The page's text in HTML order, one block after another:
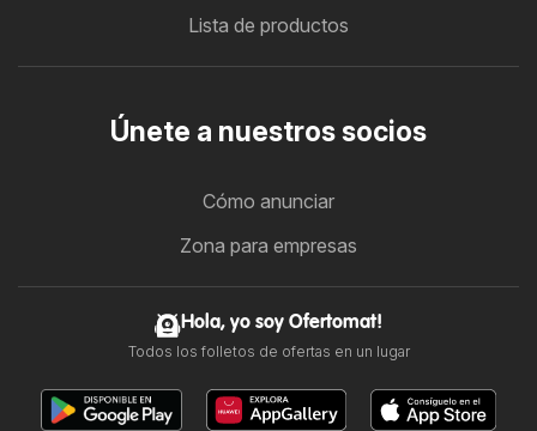
Lista de productos
Únete a nuestros socios
Cómo anunciar
Zona para empresas
Hola, yo soy Ofertomat!
Todos los folletos de ofertas en un lugar